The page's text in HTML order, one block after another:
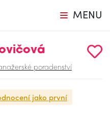
MENU
poradenství
jako první